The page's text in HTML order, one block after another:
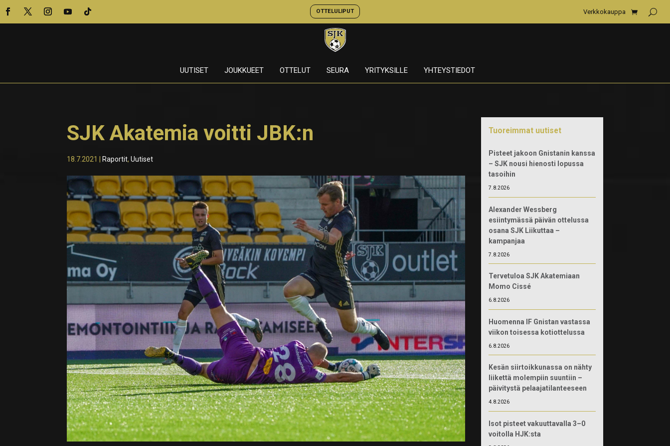
OTTELULIPUT Verkkokauppa
UUTISET JOUKKUEET OTTELUT SEURA YRITYKSILLE YHTEYSTIEDOT
SJK Akatemia voitti JBK:n
18.7.2021 Raportit,Uutiset
Tuoreimmat uutiset
Pisteet jakoon Gnistanin kanssa
– SJK nousi hienosti lopussa
tasoihin
7.8.2026
Alexander Wessberg
esiintymässä päivän ottelussa
osana SJK Liikuttaa –
kampanjaa
7.8.2026
Tervetuloa SJK Akatemiaan
Momo Cissé
6.8.2026
Huomenna IF Gnistan vastassa
viikon toisessa kotiottelussa
6.8.2026
Kesän siirtoikkunassa on nähty
liikettä molempiin suuntiin –
päivitystä pelaajatilanteeseen
4.8.2026
Isot pisteet vakuuttavalla 3–0
voitolla HJK:sta